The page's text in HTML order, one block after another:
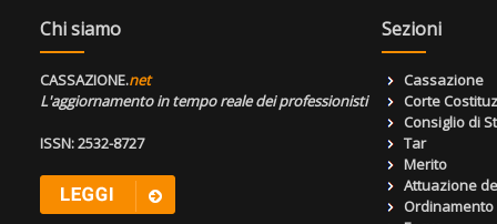
Chi siamo
CASSAZIONE.net
L'aggiornamento in tempo reale dei professionisti
ISSN: 2532-8727
Sezioni
Cassazione
Corte
Consiglio di
Tar
Merito
Attuazione